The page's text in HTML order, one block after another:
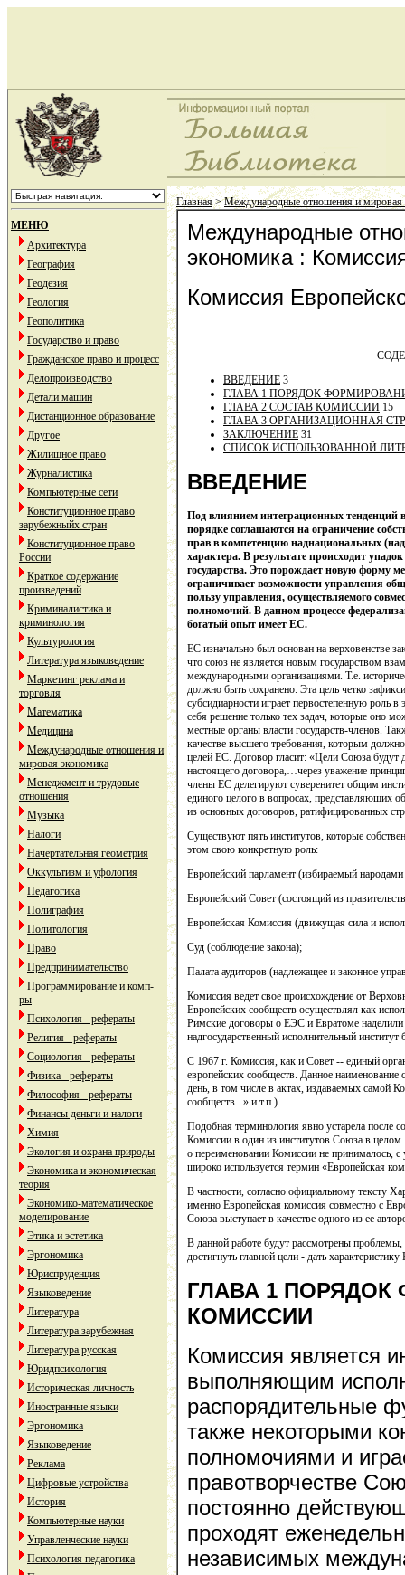
МЕНЮ
Архитектура
География
Геодезия
Геология
Геополитика
Государство и право
Гражданское право и процесс
Делопроизводство
Детали машин
Дистанционное образование
Другое
Жилищное право
Журналистика
Компьютерные сети
Конституционное право
зарубежныйх стран
Конституционное право
России
Краткое содержание
произведений
Криминалистика и
криминология
Культурология
Литература языковедение
Маркетинг реклама и
торговля
Математика
Медицина
Международные отношения и
мировая экономика
Менеджмент и трудовые
отношения
Музыка
Налоги
Начертательная геометрия
Оккультизм и уфология
Педагогика
Полиграфия
Политология
Право
Предпринимательство
Программирование и комп-
ры
Психология - рефераты
Религия - рефераты
Социология - рефераты
Физика - рефераты
Философия - рефераты
Финансы деньги и налоги
Химия
Экология и охрана природы
Экономика и экономическая
теория
Экономико-математическое
моделирование
Этика и эстетика
Эргономика
Юриспруденция
Языковедение
Литература
Литература зарубежная
Литература русская
Юридпсихология
Историческая личность
Иностранные языки
Эргономика
Языковедение
Реклама
Цифровые устройства
История
Компьютерные науки
Управленческие науки
Психология педагогика
Главная>Международные отношения и мировая
Международные
экономика :
Комиссия
ВВЕДЕНИЕ 3
ГЛАВА 1 ПОРЯДОК
ГЛАВА 2 СОСТАВ КОМИССИИ 15
ГЛАВА 3 ОРГАНИЗАЦИОННАЯ
ЗАКЛЮЧЕНИЕ 31
СПИСОК ИСПОЛЬЗОВАННОЙ
ВВЕДЕНИЕ
Под влиянием интеграционных тенденций
порядке соглашаются на ограничение
прав в компетенцию наднациональных
характера. В результате происходит
государства. Это порождает новую форму
ограничивает возможности управления
пользу управления, осуществляемого
полномочий. В данном процессе
богатый опыт имеет ЕС.
ЕС изначально был основан на верховенстве
что союз не является новым государством
международными организациями. Т.е.
должно быть сохранено. Эта цель четко
субсидиарности играет первостепенную роль
себя решение только тех задач, которые оно
местные органы власти государств-членов.
качестве высшего требования, которым
целей ЕС. Договор гласит: «Цели Союза будут
настоящего договора,…через уважение
члены ЕС делегируют суверенитет общим
единого целого в вопросах, представляющих
из основных договоров, ратифицированных
Существуют пять институтов, которые
этом свою конкретную роль:
Европейский парламент (избираемый народами
Европейский Совет (состоящий из
Европейская Комиссия (движущая сила и
Суд (соблюдение закона);
Палата аудиторов (надлежащее и законное
Комиссия ведет свое происхождение от
Европейских сообществ осуществлял как
Римские договоры о ЕЭС и Евратоме наделили
надгосударственный исполнительный
С 1967 г. Комиссия, как и Совет -- единый
европейских сообществ. Данное
день, в том числе в актах, издаваемых самой
сообществ...» и т.п.).
Подобная терминология явно устарела после
Комиссии в один из институтов Союза в
о переименовании Комиссии не принималось,
широко используется термин «Европейская
В частности, согласно официальному тексту
именно Европейская комиссия совместно с
Союза выступает в качестве одного из ее
В данной работе будут рассмотрены
достигнуть главной цели - дать
ГЛАВА 1
КОМИССИИ
Комиссия является
выполняющим
распорядительные
также некоторыми
полномочиями и
правотворчестве
постоянно
проходят
независимых